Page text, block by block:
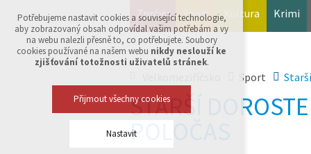
Zprávy Sport Kultura Krimi
Sport
STARŠÍ
POLOČAS
Potřebujeme nastavit cookies a související technologie,
aby zobrazovaný obsah odpovídal vašim potřebám a vy
na webu nalezli přesně to, co potřebujete. Soubory
cookies používané na našem webu nikdy neslouží ke
zjišťování totožnosti uživatelů stránek.
Přijmout všechny cookies
Nastavit